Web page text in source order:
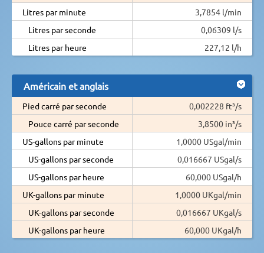
Litres par minute
3,7854 l/min
Litres par seconde
0,06309 l/s
Litres par heure
227,12 l/h
Américain et anglais
Pied carré par seconde
0,002228 ft³/s
Pouce carré par seconde
3,8500 in³/s
US-gallons par minute
1,0000 USgal/min
US-gallons par seconde
0,016667 USgal/s
US-gallons par heure
60,000 USgal/h
UK-gallons par minute
1,0000 UKgal/min
UK-gallons par seconde
0,016667 UKgal/s
UK-gallons par heure
60,000 UKgal/h